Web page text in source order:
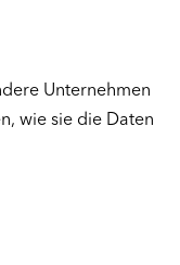
Unternehmen
wie sie die Daten